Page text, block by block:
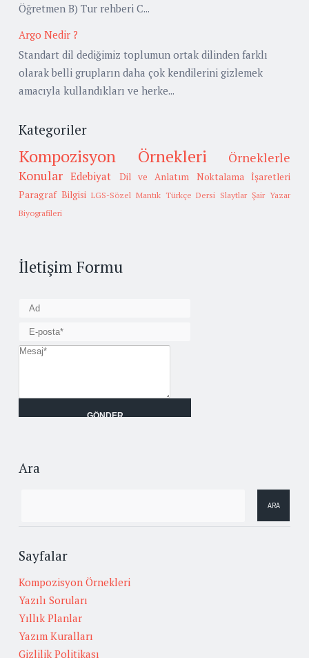
Öğretmen B) Tur rehberi C...
Argo Nedir ?
Standart dil dediğimiz toplumun ortak dilinden farklı
olarak belli grupların daha çok kendilerini gizlemek
amacıyla kullandıkları ve herke...
Kategoriler
Kompozisyon Örnekleri
Örneklerle
Konular Edebiyat Dil ve Anlatım
Noktalama İşaretleri
Paragraf Bilgisi LGS-Sözel Mantık Türkçe Dersi Slaytlar Şair Yazar
Biyografileri
İletişim Formu
Ara
Sayfalar
Kompozisyon Örnekleri
Yazılı Soruları
Yıllık Planlar
Yazım Kuralları
Gizlilik Politikası